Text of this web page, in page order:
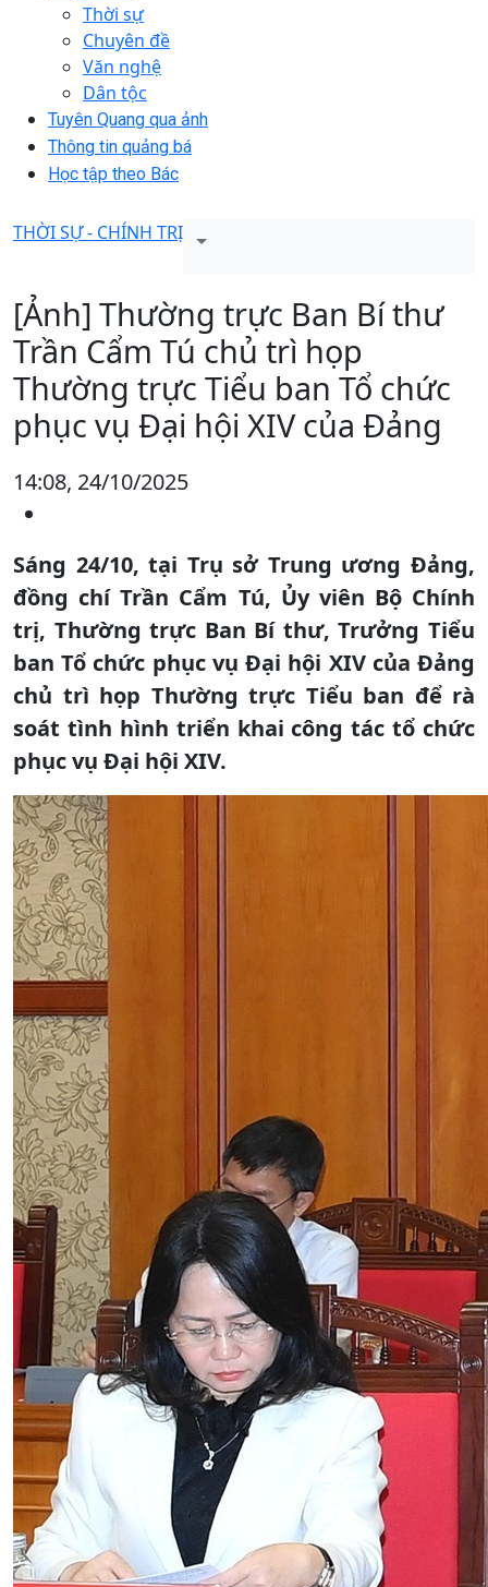
Thời sự
Chuyên đề
Văn nghệ
Dân tộc
Tuyên Quang qua ảnh
Thông tin quảng bá
Học tập theo Bác
THỜI SỰ - CHÍNH TRỊ
[Ảnh] Thường trực Ban Bí thư
Trần Cẩm Tú chủ trì họp
Thường trực Tiểu ban Tổ chức
phục vụ Đại hội XIV của Đảng
14:08, 24/10/2025
Sáng 24/10, tại Trụ sở Trung ương Đảng,
đồng chí Trần Cẩm Tú, Ủy viên Bộ Chính
trị, Thường trực Ban Bí thư, Trưởng Tiểu
ban Tổ chức phục vụ Đại hội XIV của Đảng
chủ trì họp Thường trực Tiểu ban để rà
soát tình hình triển khai công tác tổ chức
phục vụ Đại hội XIV.